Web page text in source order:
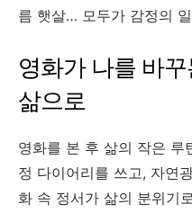
름 햇살… 모두가 감정의
영화가 나를 바
삶으로
영화를 본 후 삶의 작은 루
정 다이어리를 쓰고, 자연
화 속 정서가 삶의 분위기